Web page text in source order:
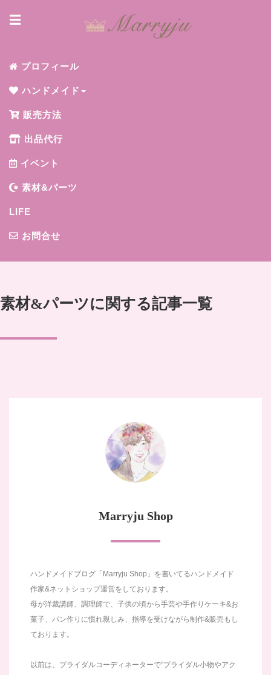
☰
プロフィール
ハンドメイド
販売方法
出品代行
イベント
素材&パーツ
LIFE
お問合せ
素材&パーツに関する記事一覧
Marryju Shop
ハンドメイドブログ「Marryju Shop」を書いてるハンドメイド
作家&ネットショップ運営をしております。
母が洋裁講師、調理師で、子供の頃から手芸や手作りケーキ&お
菓子、パン作りに慣れ親しみ、指導を受けながら制作&販売もし
ております。
以前は、ブライダルコーディネーターで"ブライダル小物やアク